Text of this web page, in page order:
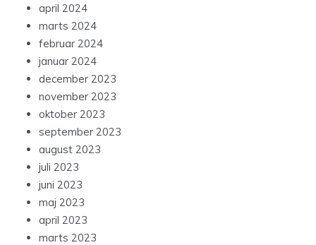
april 2024
marts 2024
februar 2024
januar 2024
december 2023
november 2023
oktober 2023
september 2023
august 2023
juli 2023
juni 2023
maj 2023
april 2023
marts 2023